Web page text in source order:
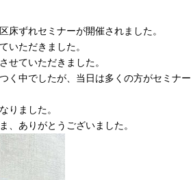
床ずれセミナーが開催されました。
いただきました。
せていただきました。
く中でしたが、当日は多くの方がセミナー
りました。
、ありがとうございました。